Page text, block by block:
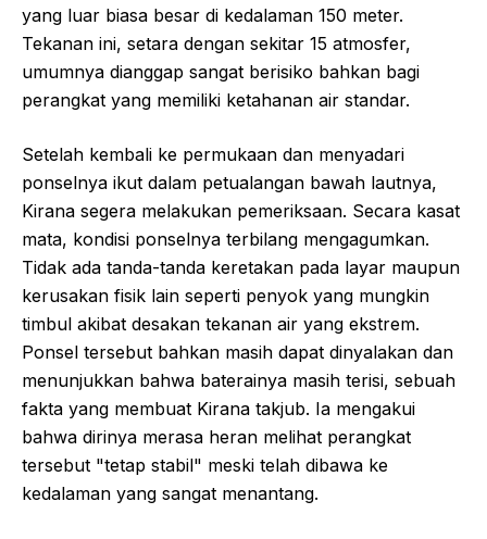
yang luar biasa besar di kedalaman 150 meter.
Tekanan ini, setara dengan sekitar 15 atmosfer,
umumnya dianggap sangat berisiko bahkan bagi
perangkat yang memiliki ketahanan air standar.
Setelah kembali ke permukaan dan menyadari
ponselnya ikut dalam petualangan bawah lautnya,
Kirana segera melakukan pemeriksaan. Secara kasat
mata, kondisi ponselnya terbilang mengagumkan.
Tidak ada tanda-tanda keretakan pada layar maupun
kerusakan fisik lain seperti penyok yang mungkin
timbul akibat desakan tekanan air yang ekstrem.
Ponsel tersebut bahkan masih dapat dinyalakan dan
menunjukkan bahwa baterainya masih terisi, sebuah
fakta yang membuat Kirana takjub. Ia mengakui
bahwa dirinya merasa heran melihat perangkat
tersebut "tetap stabil" meski telah dibawa ke
kedalaman yang sangat menantang.